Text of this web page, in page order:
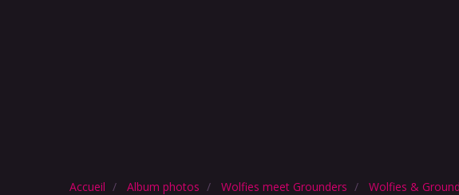
Accueil Album photos Wolfies meet Grounders Wolfies &